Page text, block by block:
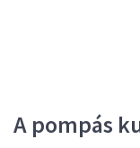
A pompás